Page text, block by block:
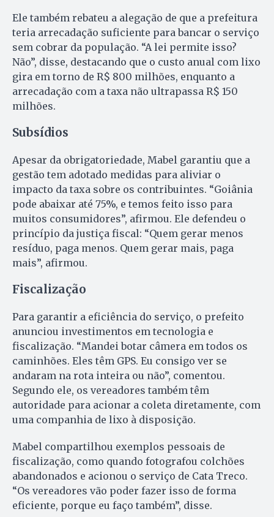
Ele também rebateu a alegação de que a prefeitura
teria arrecadação suficiente para bancar o serviço
sem cobrar da população. “A lei permite isso?
Não”, disse, destacando que o custo anual com lixo
gira em torno de R$ 800 milhões, enquanto a
arrecadação com a taxa não ultrapassa R$ 150
milhões.
Subsídios
Apesar da obrigatoriedade, Mabel garantiu que a
gestão tem adotado medidas para aliviar o
impacto da taxa sobre os contribuintes. “Goiânia
pode abaixar até 75%, e temos feito isso para
muitos consumidores”, afirmou. Ele defendeu o
princípio da justiça fiscal: “Quem gerar menos
resíduo, paga menos. Quem gerar mais, paga
mais”, afirmou.
Fiscalização
Para garantir a eficiência do serviço, o prefeito
anunciou investimentos em tecnologia e
fiscalização. “Mandei botar câmera em todos os
caminhões. Eles têm GPS. Eu consigo ver se
andaram na rota inteira ou não”, comentou.
Segundo ele, os vereadores também têm
autoridade para acionar a coleta diretamente, com
uma companhia de lixo à disposição.
Mabel compartilhou exemplos pessoais de
fiscalização, como quando fotografou colchões
abandonados e acionou o serviço de Cata Treco.
“Os vereadores vão poder fazer isso de forma
eficiente, porque eu faço também”, disse.